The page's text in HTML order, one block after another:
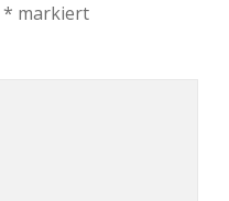
* markiert